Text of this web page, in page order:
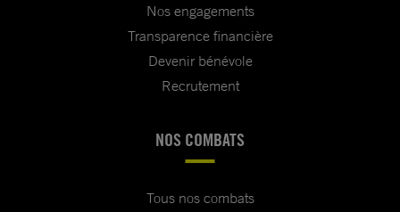
Nos engagements
Transparence financière
Devenir bénévole
Recrutement
NOS COMBATS
Tous nos combats